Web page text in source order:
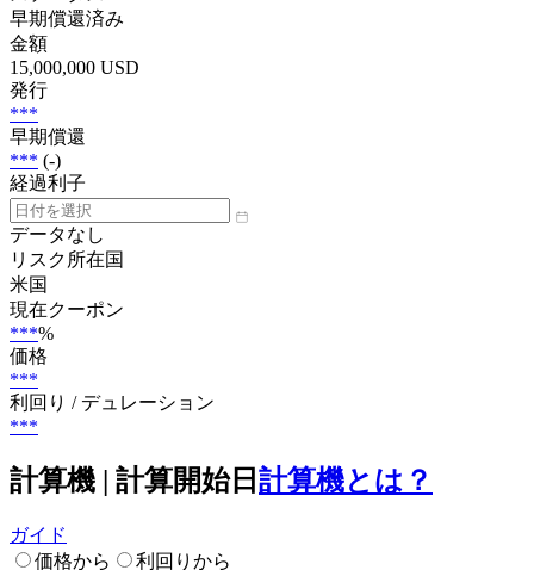
早期償還済み
金額
15,000,000 USD
発行
***
早期償還
*** (-)
経過利子
データなし
リスク所在国
米国
現在クーポン
***%
価格
***
利回り / デュレーション
***
計算機 | 計算開始日 計算機とは？
ガイド
価格から
利回りから